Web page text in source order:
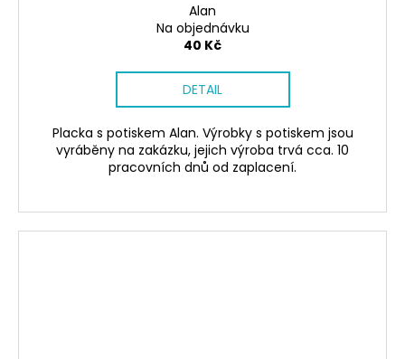
Alan
Na objednávku
40 Kč
DETAIL
Placka s potiskem Alan. Výrobky s potiskem jsou
vyráběny na zakázku, jejich výroba trvá cca. 10
pracovních dnů od zaplacení.